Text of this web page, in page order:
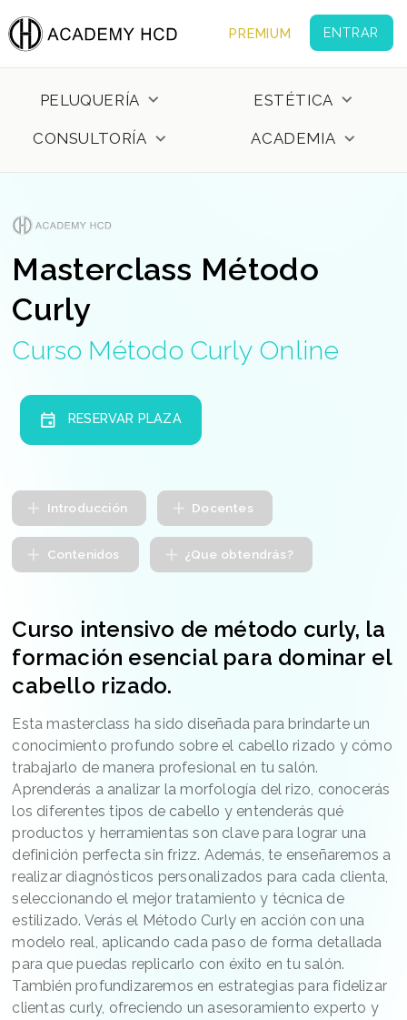
ENTRAR
PREMIUM
PELUQUERÍA keyboard_arrow_down ESTÉTICA keyboard_arrow_down
CONSULTORÍA keyboard_arrow_down ACADEMIA keyboard_arrow_down
Masterclass Método
Curly
Curso Método Curly Online
RESERVAR PLAZA
Introducción Docentes
Contenidos ¿Que obtendrás?
Curso intensivo de método curly, la
formación esencial para dominar el
cabello rizado.
Esta masterclass ha sido diseñada para brindarte un
conocimiento profundo sobre el cabello rizado y cómo
trabajarlo de manera profesional en tu salón.
Aprenderás a analizar la morfología del rizo, conocerás
los diferentes tipos de cabello y entenderás qué
productos y herramientas son clave para lograr una
definición perfecta sin frizz. Además, te enseñaremos a
realizar diagnósticos personalizados para cada clienta,
seleccionando el mejor tratamiento y técnica de
estilizado. Verás el Método Curly en acción con una
modelo real, aplicando cada paso de forma detallada
para que puedas replicarlo con éxito en tu salón.
También profundizaremos en estrategias para fidelizar
clientas curly, ofreciendo un asesoramiento experto y